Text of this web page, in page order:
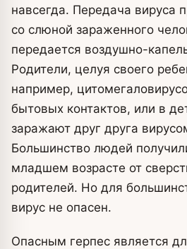
навсегда. Передача вируса
со слюной зараженного
передается воздушно-
Родители, целуя своего
например,
бытовых контактов, или в
заражают друг друга
Большинство людей
младшем возрасте от
родителей. Но для
вирус не опасен.
Опасным герпес является